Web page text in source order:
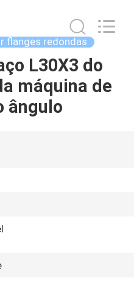
flanges redondas
L30X3 do
máquina de
ângulo